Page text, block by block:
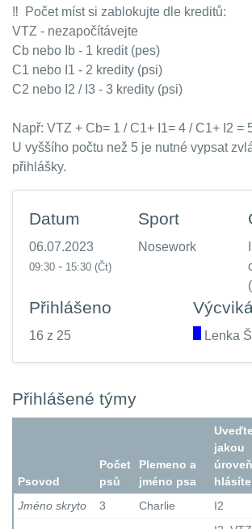
‼️ Počet míst si zablokujte dle kreditů:
VTZ - nezapočítávejte
Cb nebo Ib - 1 kredit (pes)
C1 nebo I1 - 2 kredity (psi)
C2 nebo I2 / I3 - 3 kredity (psi)
Např: VTZ + Cb= 1 / C1+ I1= 4 / C1+ I2 =
U vyššího počtu než 5 je nutné vypsat
přihlášky.
Datum
06.07.2023
09:30 - 15:30 (Čt)
Sport
Nosework
Přihlášeno
16 z 25 Lenka
Přihlášené týmy
Psovod
Počet
psů
Plemeno a
jméno psa
jakou
hlásíte
Jméno skryto
3 Charlie I2